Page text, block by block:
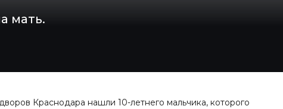
мать.
Краснодара нашли 10-летнего мальчика, которого